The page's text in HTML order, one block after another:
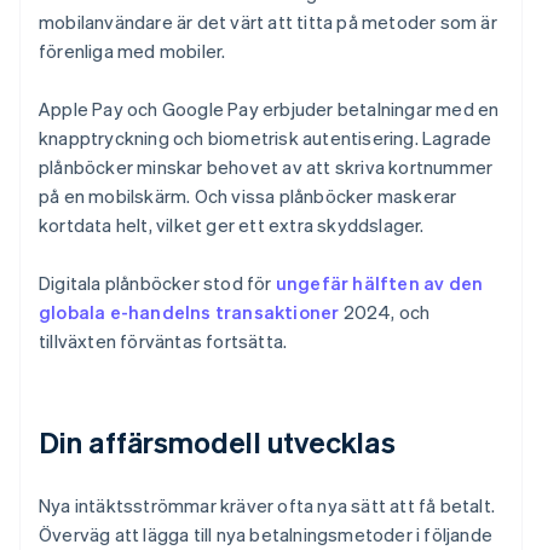
mobilanvändare är det värt att titta på metoder som är
förenliga med mobiler.
Apple Pay och Google Pay erbjuder betalningar med en
knapptryckning och biometrisk autentisering. Lagrade
plånböcker minskar behovet av att skriva kortnummer
på en mobilskärm. Och vissa plånböcker maskerar
kortdata helt, vilket ger ett extra skyddslager.
Digitala plånböcker stod för ungefär hälften av den
globala e-handelns transaktioner 2024, och
tillväxten förväntas fortsätta.
Din affärsmodell utvecklas
Nya intäktsströmmar kräver ofta nya sätt att få betalt.
Överväg att lägga till nya betalningsmetoder i följande